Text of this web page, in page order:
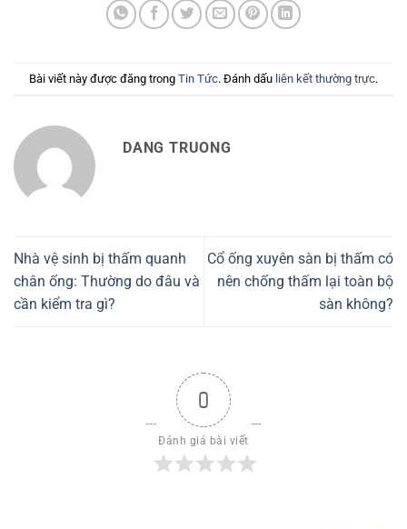
Bài viết này được đăng trong Tin Tức. Đánh dấu liên kết thường trực.
DANG TRUONG
Nhà vệ sinh bị thấm quanh
chân ống: Thường do đâu và
cần kiểm tra gì?
Cổ ống xuyên sàn bị thấm có
nên chống thấm lại toàn bộ
sàn không?
0
Đánh giá bài viết